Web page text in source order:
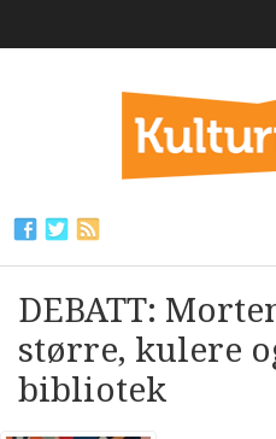
DEBATT:
større, kulere
bibliotek